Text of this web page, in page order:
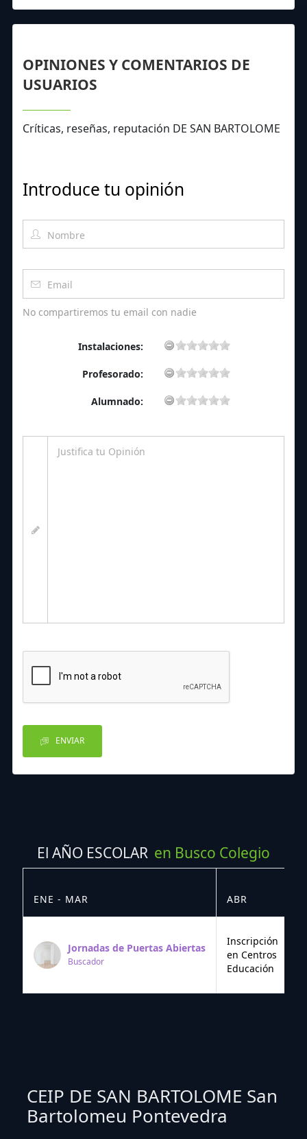
OPINIONES Y COMENTARIOS DE
USUARIOS
Críticas, reseñas, reputación DE SAN BARTOLOME
Introduce tu opinión
No compartiremos tu email con nadie
Instalaciones:
Profesorado:
Alumnado:
ENVIAR
El AÑO ESCOLAR en Busco Colegio
ENE - MAR ABR
Jornadas de Puertas Abiertas
Buscador
Inscripción
en Centros
Educación
CEIP DE SAN BARTOLOME San
Bartolomeu Pontevedra